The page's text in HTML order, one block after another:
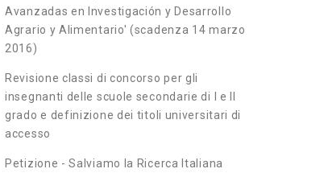
Avanzadas en Investigación y Desarrollo
Agrario y Alimentario' (scadenza 14 marzo
2016)
Revisione classi di concorso per gli
insegnanti delle scuole secondarie di I e II
grado e definizione dei titoli universitari di
accesso
Petizione - Salviamo la Ricerca Italiana